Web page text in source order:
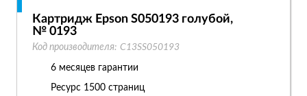
Картридж Epson S050193 голубой,
№ 0193
Код производителя: C13SS050193
6 месяцев гарантии
Ресурс 1500 страниц